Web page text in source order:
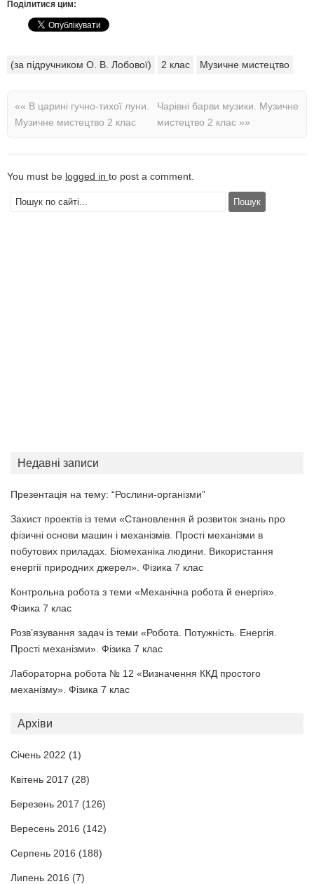
Поділитися цим:
(за підручником О. В. Лобової) 2 клас Музичне мистецтво
«« В царині гучно-тихої луни.
Музичне мистецтво 2 клас
Чарівні барви музики. Музичне
мистецтво 2 клас »»
You must be logged in to post a comment.
Недавні записи
Презентація на тему: “Рослини-організми”
Захист проектів із теми «Становлення й розвиток знань про
фізичні основи машин і механізмів. Прості механізми в
побутових приладах. Біомеханіка людини. Використання
енергії природних джерел». Фізика 7 клас
Контрольна робота з теми «Механічна робота й енергія».
Фізика 7 клас
Розв’язування задач із теми «Робота. Потужність. Енергія.
Прості механізми». Фізика 7 клас
Лабораторна робота № 12 «Визначення ККД простого
механізму». Фізика 7 клас
Архіви
Січень 2022 (1)
Квітень 2017 (28)
Березень 2017 (126)
Вересень 2016 (142)
Серпень 2016 (188)
Липень 2016 (7)